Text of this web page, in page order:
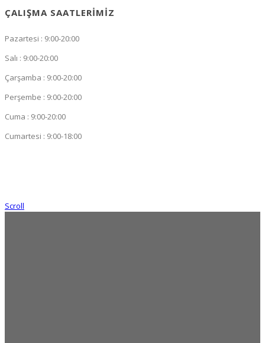
ÇALIŞMA SAATLERIMIZ
Pazartesi : 9:00-20:00
Salı : 9:00-20:00
Çarşamba : 9:00-20:00
Perşembe : 9:00-20:00
Cuma : 9:00-20:00
Cumartesi : 9:00-18:00
Scroll